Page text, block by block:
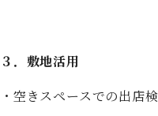
３．敷地活用
・空きスペースでの出店